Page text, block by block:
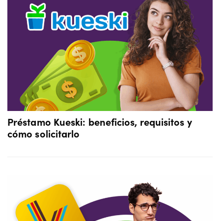
Préstamo Kueski: beneficios, requisitos y
cómo solicitarlo